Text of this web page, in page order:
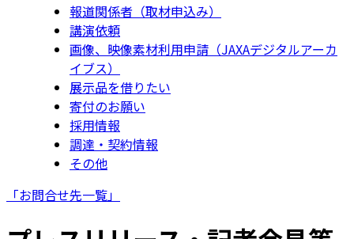
報道関係者（取材申込み）
講演依頼
画像、映像素材利用申請（JAXAデジタルアーカ
イブス）
展示品を借りたい
寄付のお願い
採用情報
調達・契約情報
その他
「お問合せ先一覧」